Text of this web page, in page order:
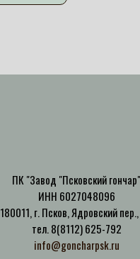
ПК "Завод "Псковский гончар"
ИНН 6027048096
180011, г. Псков, Ядровский
тел. 8(8112) 625-792
info@goncharpsk.ru